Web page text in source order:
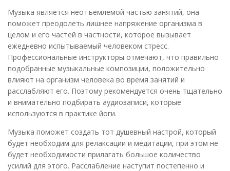
Музыка является неотъемлемой частью занятий, она
поможет преодолеть лишнее напряжение организма в
целом и его частей в частности, которое вызывает
ежедневно испытываемый человеком стресс.
Профессиональные инструкторы отмечают, что правильно
подобранные музыкальные композиции, положительно
влияют на организм человека во время занятий и
расслабляют его. Поэтому рекомендуется очень тщательно
и внимательно подбирать аудиозаписи, которые
используются в практике йоги.
Музыка поможет создать тот душевный настрой, который
будет необходим для релаксации и медитации, при этом не
будет необходимости прилагать большое количество
усилий для этого. Расслабление наступит постепенно и